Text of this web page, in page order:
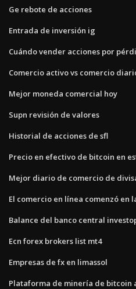
Ge rebote de acciones
Entrada de inversión ig
Cuándo vender acciones por
Comercio activo vs comercio
Mejor moneda comercial hoy
Supn revisión de valores
Historial de acciones de sfl
Precio en efectivo de bitcoin en
Mejor diario de comercio de
El comercio en línea comenzó en
Balance del banco central
Ecn forex brokers list mt4
Empresas de fx en limassol
Plataforma de minería de bitcoin